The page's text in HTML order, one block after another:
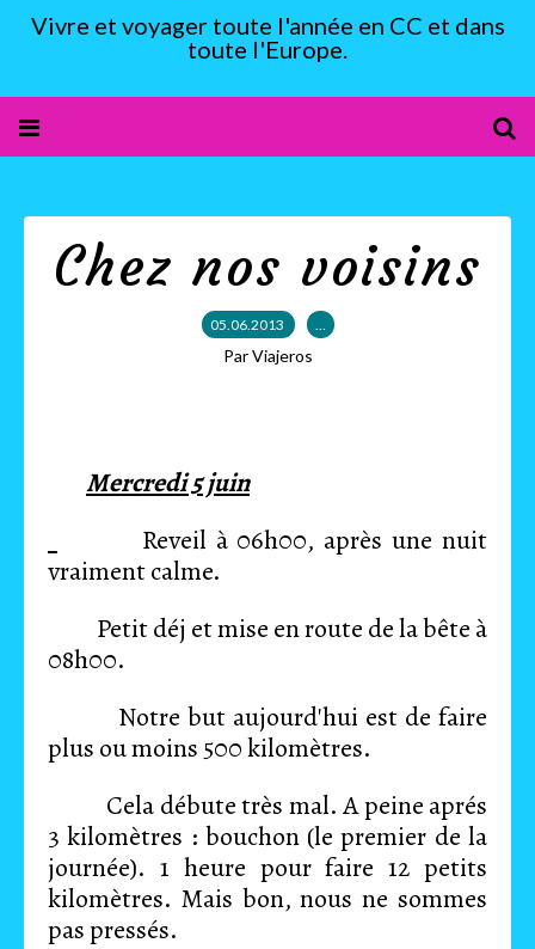
Vivre et voyager toute l'année en CC et dans
toute l'Europe.
Chez nos voisins
05.06.2013 …
Par Viajeros
Mercredi 5 juin
Reveil à 06h00, après une nuit
vraiment calme.
Petit déj et mise en route de la bête à
08h00.
Notre but aujourd'hui est de faire
plus ou moins 500 kilomètres.
Cela débute très mal. A peine aprés
3 kilomètres : bouchon (le premier de la
journée). 1 heure pour faire 12 petits
kilomètres. Mais bon, nous ne sommes
pas pressés.